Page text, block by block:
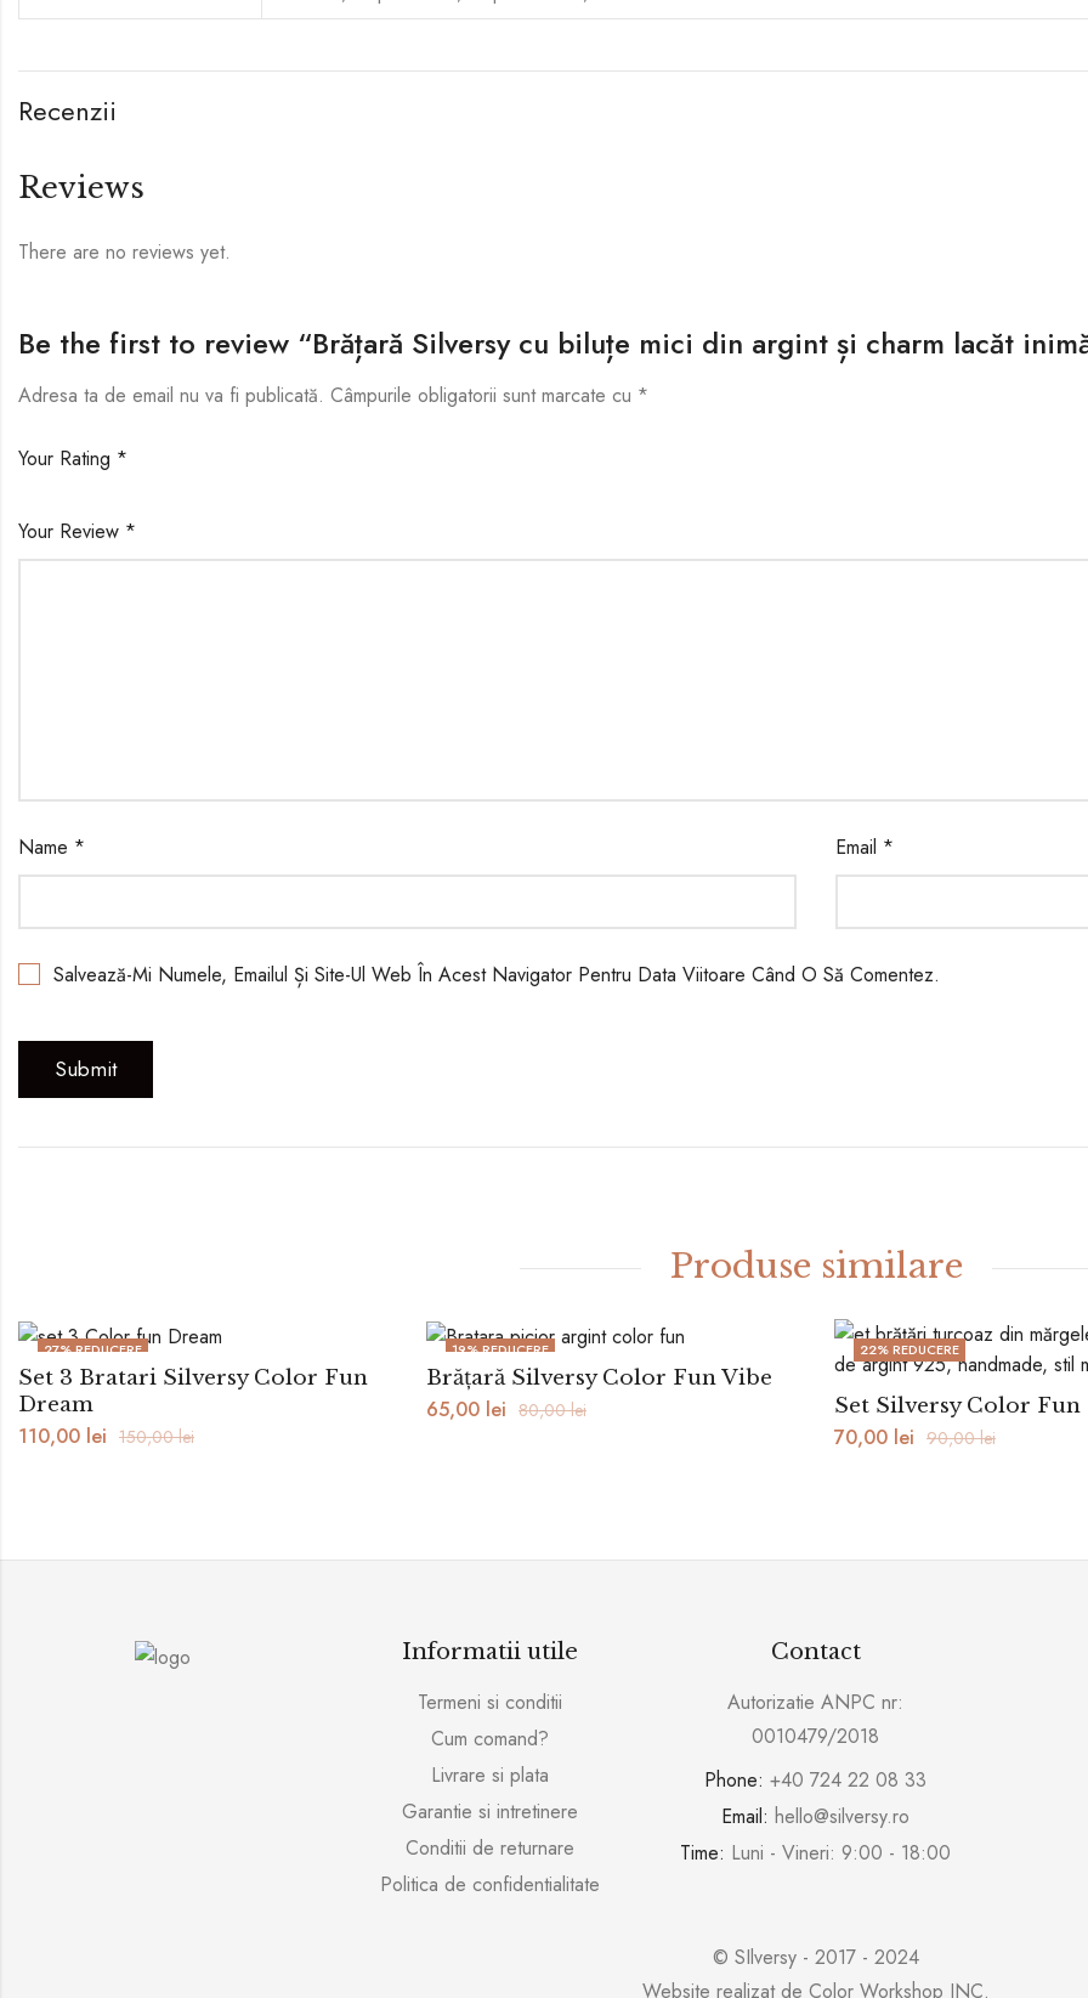
Recenzii
Reviews
There are no reviews yet.
Be the first to review “Brățară Silversy cu biluțe mici din argint și charm lacăt
Adresa ta de email nu va fi publicată. Câmpurile obligatorii sunt marcate cu *
Your Rating *
Your Review *
Name * Email *
Salvează-Mi Numele, Emailul Și Site-Ul Web În Acest Navigator Pentru Data Viitoare Când O Să Comentez.
Produse similare
27% REDUCERE
Set 3 Bratari Silversy Color Fun
Dream
110,00 lei 150,00lei
19% REDUCERE
Brățară Silversy Color Fun Vibe
65,00 lei 80,00lei
22% REDUCERE
Set Silversy Color Fun
70,00 lei 90,00lei
Informatii utile
Termeni si conditii
Cum comand?
Livrare si plata
Garantie si intretinere
Conditii de returnare
Politica de confidentialitate
Contact
Autorizatie ANPC nr:
0010479/2018
Phone: +40 724 22 08 33
Email: hello@silversy.ro
Time: Luni - Vineri: 9:00 - 18:00
© SIlversy - 2017 - 2024
Website realizat de Color Workshop INC.